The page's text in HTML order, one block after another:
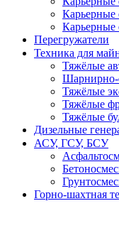
Карьерные
Карьерные
Перегружатели
Техника для
Тяжёлые
Шарнирно-
Тяжёлые
Тяжёлые
Тяжёлые
Дизельные
АСУ, ГСУ, БСУ
Горно-шахтная